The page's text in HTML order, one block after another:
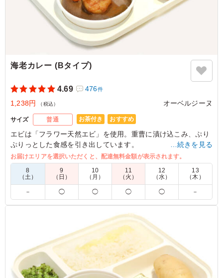
◎。冷めてもおいしく、イベントの合間でも満足度の高い
お弁当でした。
ご利用シーン：会議・セミナー ›ワークショップ
東京都千代田区霞が関2026/08/06
海老カレー (Bタイプ)
4.69 476件
1,238円 （税込） オーベルジーヌ
サイズ 普通 お茶付き おすすめ
エビは「フラワー天然エビ」を使用。重曹に漬け込こみ、ぷり
ぷりっとした食感を引き出しています。
多めのオリーブオイルと白ワインでソテーしているので濃厚な
カレーの中でもエビの美味しさが引き立つ一品。
※喫食までにバターが溶けてしまう場合がございます。冷蔵庫
等で保管できるご用意をお願い致します。
※オプションにて店舗ロゴ入りの紙のスリーブケース(化粧箱)
をご用意しております。ご希望の際は下記「ご飯の種類」プル
ダウンよりご選択ください。
また、画像サンプルはカテゴリ：「オプション」内の「スリー
ブケース(化粧箱)」をご参照ください。各商品共通のケースと
なります。
…続きを見る
お届けエリアを選択いただくと、配達無料金額が表示されます。
8
（土）
9
（日）
10
（月）
11
（火）
12
（水）
13
（木）
－ ◯ ◯ ◯ ◯ －